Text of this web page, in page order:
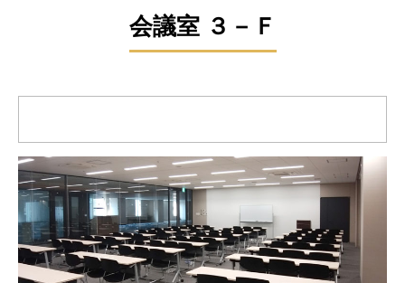
会議室 ３－Ｆ